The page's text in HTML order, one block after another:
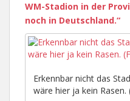
WM-Stadion in der
noch in Deutschland.“
Erkennbar nicht das
wäre hier ja kein Rasen.